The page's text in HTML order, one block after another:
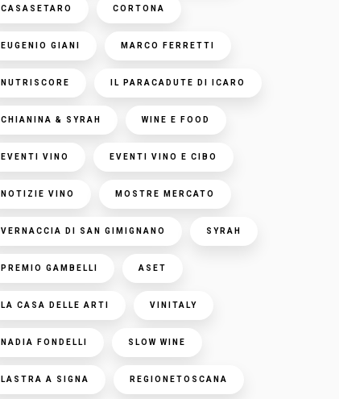
CASASETARO CORTONA
EUGENIO GIANI MARCO FERRETTI
NUTRISCORE IL PARACADUTE DI ICARO
CHIANINA & SYRAH WINE E FOOD
EVENTI VINO EVENTI VINO E CIBO
NOTIZIE VINO MOSTRE MERCATO
VERNACCIA DI SAN GIMIGNANO SYRAH
PREMIO GAMBELLI ASET
LA CASA DELLE ARTI VINITALY
NADIA FONDELLI SLOW WINE
LASTRA A SIGNA REGIONETOSCANA